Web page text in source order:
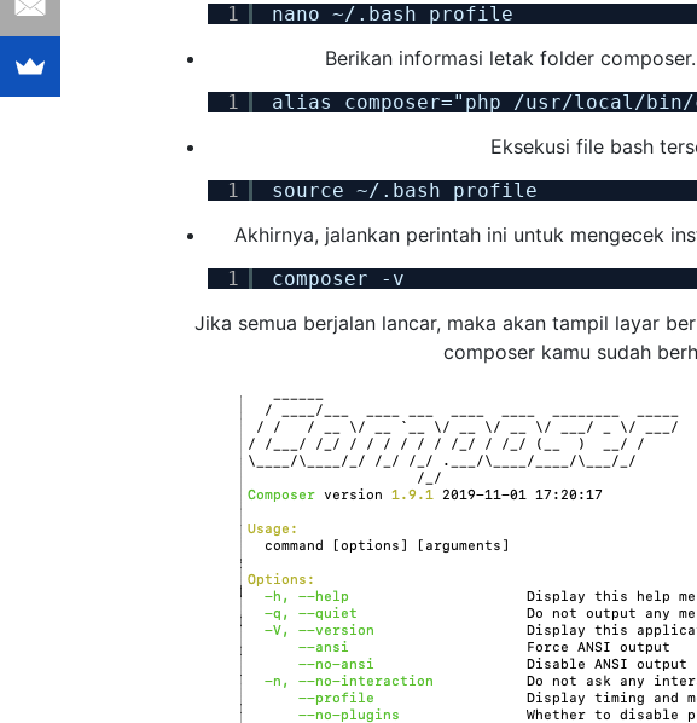
1 nano ~/.bash_profile
Berikan informasi letak folder
1 alias composer="php /usr/local/bin/
Eksekusi file bash
1 source ~/.bash_profile
Akhirnya, jalankan perintah ini untuk mengecek
1 composer -v
Jika semua berjalan lancar, maka akan tampil layar
composer kamu sudah